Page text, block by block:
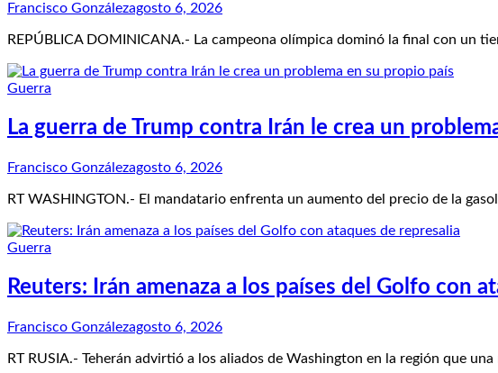
Francisco Gonzálezagosto 6, 2026
REPÚBLICA DOMINICANA.- La campeona olímpica dominó la final con un
Guerra
La guerra de Trump contra Irán le crea un
Francisco Gonzálezagosto 6, 2026
RT WASHINGTON.- El mandatario enfrenta un aumento del precio de la
Guerra
Reuters: Irán amenaza a los países del Golfo con
Francisco Gonzálezagosto 6, 2026
RT RUSIA.- Teherán advirtió a los aliados de Washington en la región que